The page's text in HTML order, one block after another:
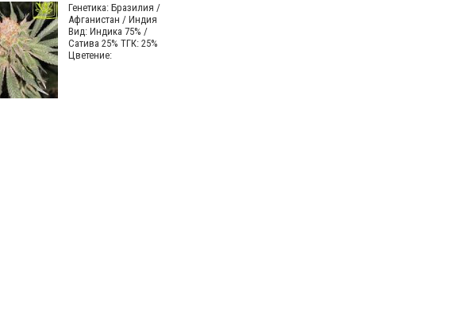
Генетика: Бразилия /
Афганистан / Индия
Вид: Индика 75% /
Сатива 25% ТГК: 25%
Цветение: